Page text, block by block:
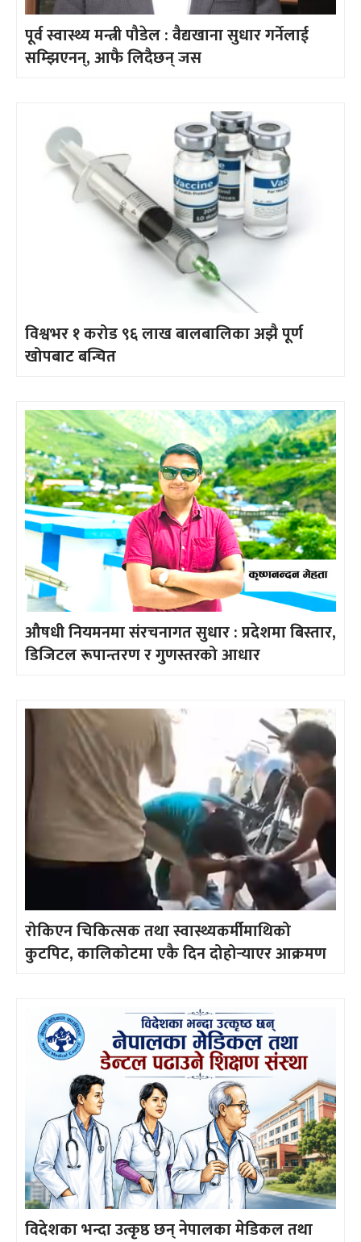
पूर्व स्वास्थ्य मन्त्री पौडेल : वैद्यखाना सुधार गर्नेलाई
सम्झिएनन्, आफै लिदैछन् जस
विश्वभर १ करोड ९६ लाख बालबालिका अझै पूर्ण
खोपबाट बन्चित
औषधी नियमनमा संरचनागत सुधार : प्रदेशमा बिस्तार,
डिजिटल रूपान्तरण र गुणस्तरको आधार
रोकिएन चिकित्सक तथा स्वास्थ्यकर्मीमाथिको
कुटपिट, कालिकोटमा एकै दिन दोहोर्‍याएर आक्रमण
विदेशका भन्दा उत्कृष्ठ छन् नेपालका मेडिकल तथा